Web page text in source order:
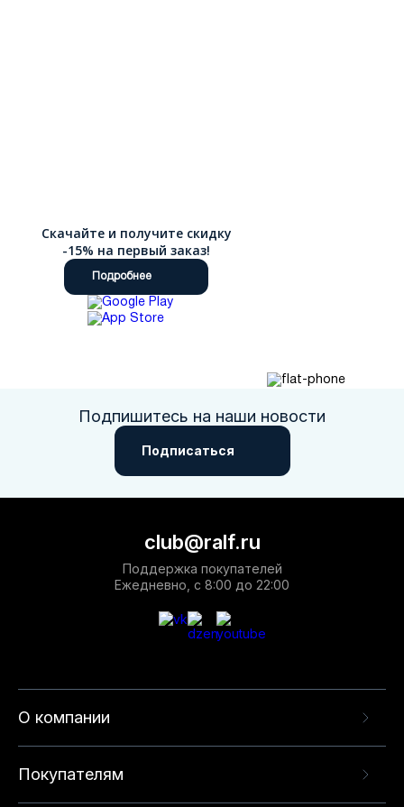
Скачайте и получите скидку
-15% на первый заказ!
Подробнее
Подпишитесь на наши новости
Подписаться
О компании
Покупателям
club@ralf.ru
Поддержка покупателей
Ежедневно, с 8:00 до 22:00